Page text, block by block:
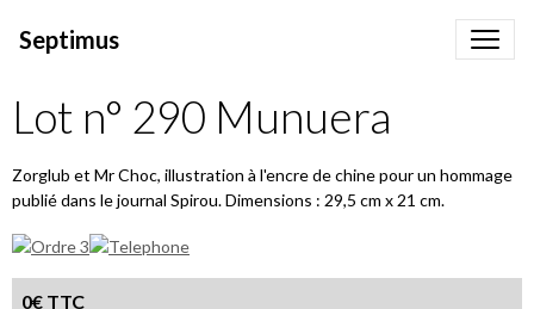
Septimus
Lot n° 290 Munuera
Zorglub et Mr Choc, illustration à l'encre de chine pour un hommage
publié dans le journal Spirou. Dimensions : 29,5 cm x 21 cm.
0€ TTC